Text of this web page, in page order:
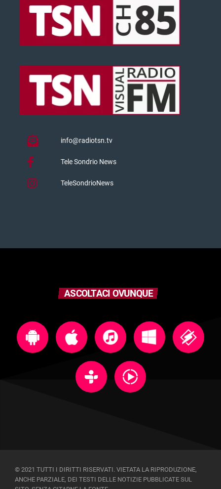
info@radiotsn.tv
Tele Sondrio News
TeleSondrioNews
ASCOLTACI OVUNQUE
© 2021 TUTTI I DIRITTI RISERVATI. VIETATA LA RIPRODUZIONE,
ANCHE PARZIALE, DEI TESTI DELLE NOTIZIE PUBBLICATE SUL